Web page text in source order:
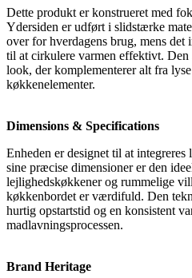
Dette produkt er konstrueret med
Ydersiden er udført i slidstærke
over for hverdagens brug, mens det
til at cirkulere varmen effektivt.
look, der komplementerer alt fra
køkkenelementer.
Dimensions & Specifications
Enheden er designet til at
sine præcise dimensioner er den
lejlighedskøkkener og rummelige
køkkenbordet er værdifuld. Den
hurtig opstartstid og en konsistent
madlavningsprocessen.
Brand Heritage